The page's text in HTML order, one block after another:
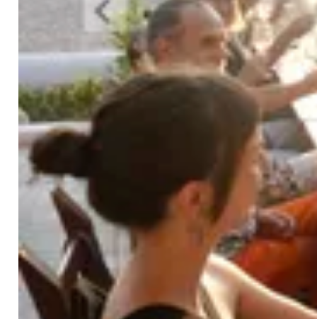
Verbinde dich mit einer zeitlosen
Meisterlinie aus Weisheit und Liebe
Warum diese Zelebration so besonders ist
Guru Purnima ist das strahlende Highlight
des spirituellen Jahres. Diese drei
Vollmondtage strahlen pure Freude,
Dankbarkeit und göttliches Licht aus. Tief
verwurzelt in einer vedischen Tradition, ist
die Zeremonie ein Ausdruck tiefer
Wertschätzung für den Guru, der die
Unwissenheit vertreibt und die Wahrheit
deines eigenen Selbst offenbart.
In Madhukars Präsenz kommen die
Gedanken zur Ruhe, das Herz öffnet sich
und das Bewusstsein vertieft sich. Du fühlst
dich erhoben, unterstützt – eins mit deiner
wahren Natur.